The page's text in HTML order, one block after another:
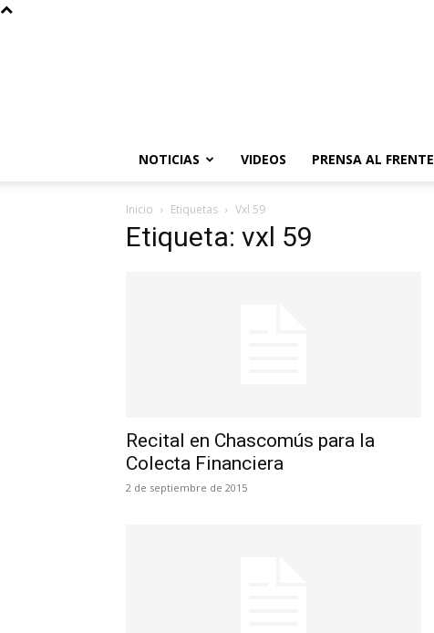
NOTICIAS VIDEOS PRENSA AL FRENTE
Inicio Etiquetas Vxl 59
Etiqueta: vxl 59
Recital en Chascomús para la
Colecta Financiera
2 de septiembre de 2015